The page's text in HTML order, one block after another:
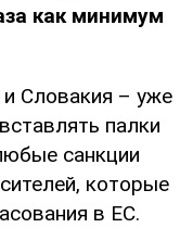
как минимум
Словакия – уже
палки
санкции
которые
в ЕС.